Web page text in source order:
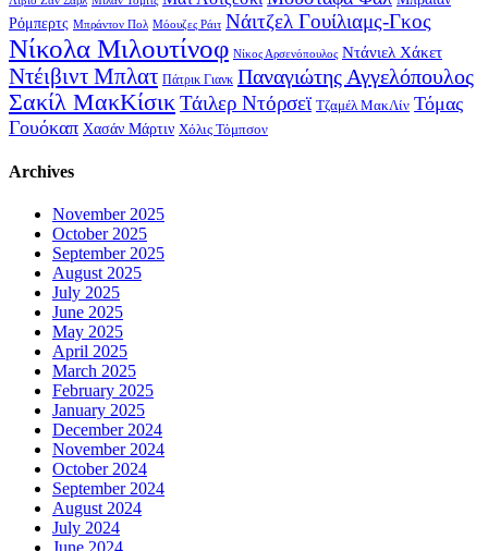
Ρόμπερτς Μπράντον Πολ Μόουζες Ράιτ Νάιτζελ Γουίλιαμς-Γκος
Νίκολα Μιλουτίνοφ Νίκος Αρσενόπουλος Ντάνιελ Χάκετ
Ντέιβιντ Μπλατ Πάτρικ Γιανκ Παναγιώτης Αγγελόπουλος
Σακίλ ΜακΚίσικ Τάιλερ Ντόρσεϊ Τζαμέλ ΜακΛίν Τόμας
Γουόκαπ Χασάν Μάρτιν Χόλις Τόμπσον
Archives
November 2025
October 2025
September 2025
August 2025
July 2025
June 2025
May 2025
April 2025
March 2025
February 2025
January 2025
December 2024
November 2024
October 2024
September 2024
August 2024
July 2024